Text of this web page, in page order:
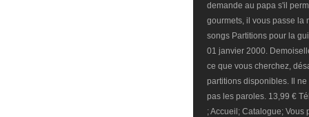
demande au papa s'il
gourmets, il vous passe la
songs Partitions pour la
01 janvier 2000.
ce que vous cherchez,
partitions disponibles. Il
pas les paroles. 13,99 €
; Accueil; Catalogue; Vous